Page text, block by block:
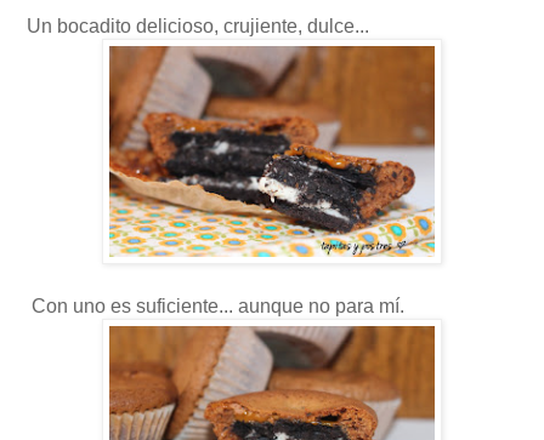
Un bocadito delicioso, crujiente, dulce...
Con uno es suficiente... aunque no para mí.